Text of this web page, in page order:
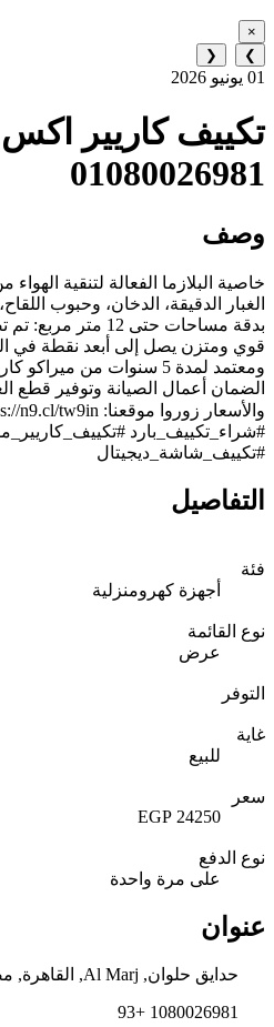
×
❯
❮
01 يونيو 2026
01080026981
وصف
خاصية البلازما الفعالة لتنقية
الغبار الدقيقة، الدخان، وحبوب
ومعتمد لمدة 5 سنوات
#تكييف_شاشة_ديجيتال
التفاصيل
فئة
أجهزة كهرومنزلية
نوع القائمة
عرض
التوفر
غاية
للبيع
سعر
24250 EGP
نوع الدفع
على مرة واحدة
عنوان
حدايق حلوان, Al Marj, القاهرة, مصر
1080026981 +93